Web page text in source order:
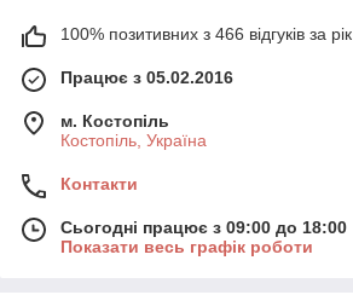
100% позитивних з 466 відгуків за рік
Працює з 05.02.2016
м. Костопіль
Костопіль, Україна
Контакти
Сьогодні працює з 09:00 до 18:00
Показати весь графік роботи